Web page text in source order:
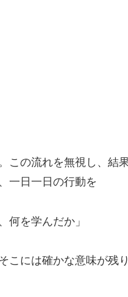
この流れを無視し、結
一日一日の行動を
何を学んだか」
こには確かな意味が残